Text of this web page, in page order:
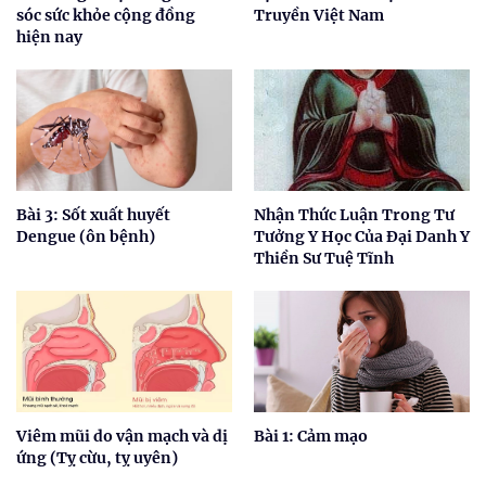
sóc sức khỏe cộng đồng
hiện nay
Truyền Việt Nam
Bài 3: Sốt xuất huyết
Dengue (ôn bệnh)
Nhận Thức Luận Trong Tư
Tưởng Y Học Của Đại Danh Y
Thiền Sư Tuệ Tĩnh
Viêm mũi do vận mạch và dị
ứng (Tỵ cừu, tỵ uyên)
Bài 1: Cảm mạo